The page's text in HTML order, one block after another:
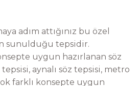
adım attığınız bu özel
sunulduğu tepsidir.
uygun hazırlanan söz
aynalı söz tepsisi, metro
farklı konsepte uygun